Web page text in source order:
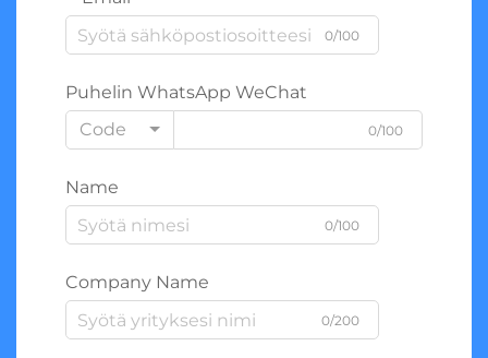
0/100
Puhelin WhatsApp WeChat
Code
0/100
Name
0/100
Company Name
0/200